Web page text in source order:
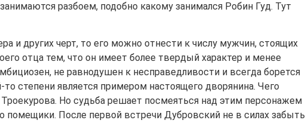
разбоем, подобно какому занимался Робин Гуд. Тут
и других черт, то его можно отнести к числу мужчин, стоящих
отца тем, что он имеет более твердый характер и менее
не равнодушен к несправедливости и всегда борется
то степени является примером настоящего дворянина. Чего
Троекурова. Но судьба решает посмеяться над этим персонажем
помещики. После первой встречи Дубровский не в силах забыть